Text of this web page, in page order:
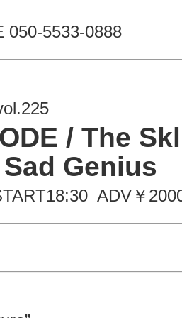
050-5533-0888
/ The
Genius
ADV￥